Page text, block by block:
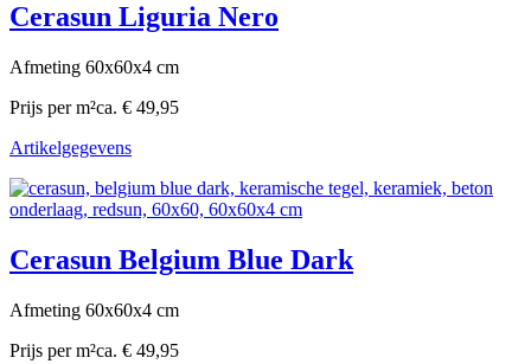
Cerasun Liguria Nero
Afmeting 60x60x4 cm
Prijs per m²ca. € 49,95
Artikelgegevens
Cerasun Belgium Blue Dark
Afmeting 60x60x4 cm
Prijs per m²ca. € 49,95